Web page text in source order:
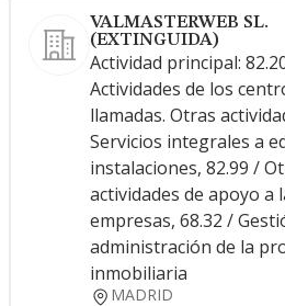
VALMASTERWEB SL.
(EXTINGUIDA)
Actividad principal:
Actividades de los
llamadas. Otras
Servicios integrales a
instalaciones, 82.99 /
actividades de apoyo a
empresas, 68.32 /
administración de la
inmobiliaria
MADRID